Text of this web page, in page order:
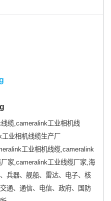
缆,cameralink工业相机线
业相机线缆生产厂
工业相机线缆,cameralink
家,cameralink工业线缆厂家,海
兵器、舰船、雷达、电子、核
通、通信、电信、政府、国防